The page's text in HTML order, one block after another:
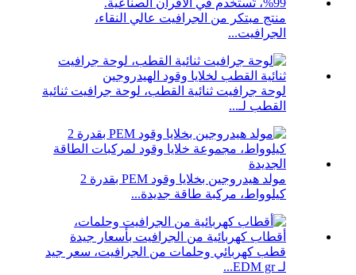
منتج مبتكر من الجرافيت عالي النقاء،
الجرافيت...
لوحة جرافيت ثنائية القطب، لوحة جرافيت ثنائية
القطب لـ...
مولد هيدروجين بخلايا وقود PEM بقدرة 2
كيلوواط، مركبة طاقة جديدة...
قطب كهربائي وحلمات من الجرافيت، سعر جيد
لـ EDM gr...